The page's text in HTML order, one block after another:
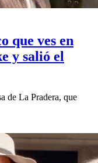
que ves en
y salió el
de La Pradera, que